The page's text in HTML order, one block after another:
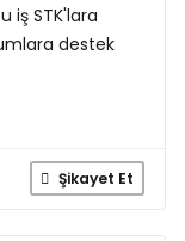
iş STK'lara
destek
Şikayet Et